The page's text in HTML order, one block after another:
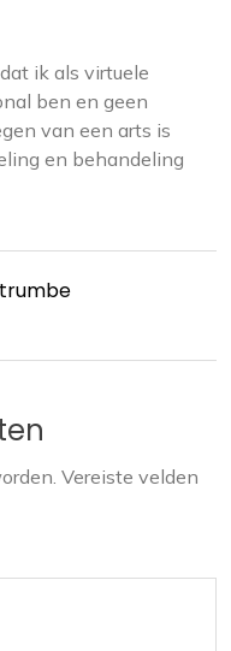
ik als virtuele
ben en geen
van een arts is
en behandeling
Vereiste velden